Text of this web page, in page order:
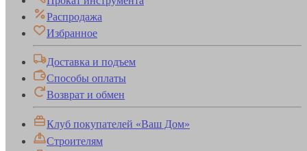
Распродажа
Избранное
Доставка и подъем
Способы оплаты
Возврат и обмен
Клуб покупателей «Ваш Дом»
Строителям